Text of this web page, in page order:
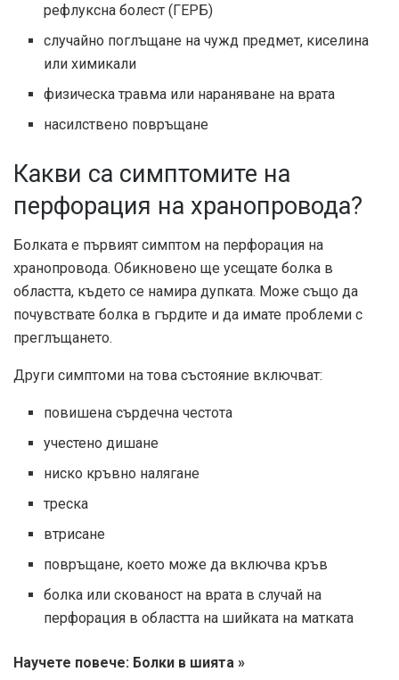
рефлуксна болест (ГЕРБ)
случайно поглъщане на чужд предмет, киселина
или химикали
физическа травма или нараняване на врата
насилствено повръщане
Какви са симптомите на
перфорация на хранопровода?
Болката е първият симптом на перфорация на
хранопровода. Обикновено ще усещате болка в
областта, където се намира дупката. Може също да
почувствате болка в гърдите и да имате проблеми с
преглъщането.
Други симптоми на това състояние включват:
повишена сърдечна честота
учестено дишане
ниско кръвно налягане
треска
втрисане
повръщане, което може да включва кръв
болка или скованост на врата в случай на
перфорация в областта на шийката на матката
Научете повече: Болки в шията »